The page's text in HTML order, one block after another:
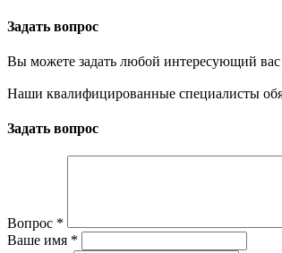
Задать вопрос
Вы можете задать любой интересующий вас
Наши квалифицированные специалисты
Задать вопрос
Вопрос *
Ваше имя *